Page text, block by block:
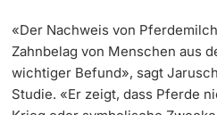
«Der Nachweis von
Zahnbelag von Menschen aus
wichtiger Befund», sagt
Studie. «Er zeigt, dass Pferde